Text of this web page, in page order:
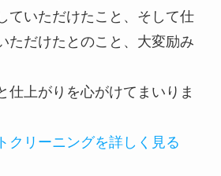
ていただけたこと、そして仕
ただけたとのこと、大変励み
仕上がりを心がけてまいりま
クリーニングを詳しく見る